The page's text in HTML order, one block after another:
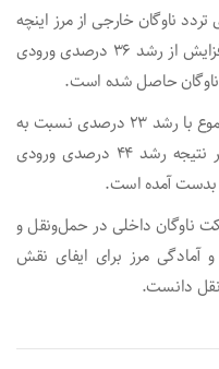
اشاره به رشد ۴۸ درصدی تردد ناوگان خارجی از مرز اینچه
برون در ۷ ماهه سال جاری، گفت: این افزایش از رشد ۳۶ درصدی ورودی
به گفته وی، تردد ناوگان ایرانی نیز در مجموع با رشد ۲۳ درصدی نسبت به
دوره مشابه سال ۱۴۰۳ همراه بوده که در نتیجه رشد ۴۴ درصدی ورودی
ناوگان داخلی در حمل‌ونقل و
آمادگی مرز برای ایفای نقش
دانست.